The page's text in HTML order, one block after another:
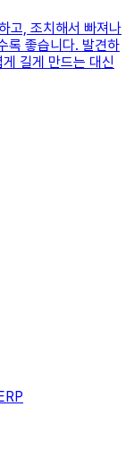
, 조치해서 빠져나
록 좋습니다. 발견하
길게 만드는 대신